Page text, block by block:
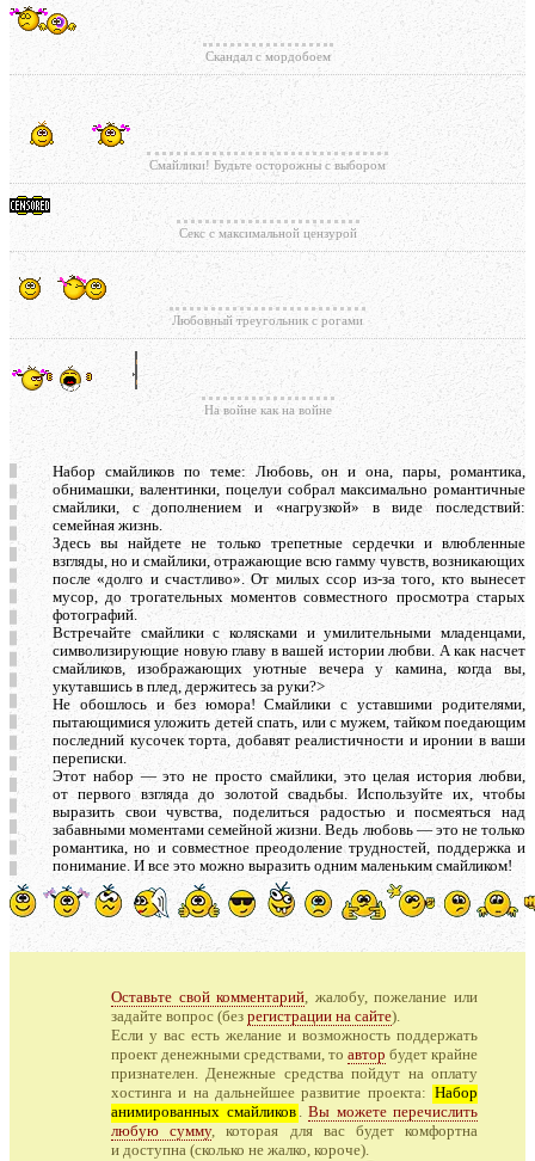
Скандал с мордобоем
Смайлики! Будьте осторожны с выбором
Секс с максимальной цензурой
Любовный треугольник с рогами
На войне как на войне
Набор смайликов по теме: Любовь, он и она, пары, романтика,
обнимашки, валентинки, поцелуи собрал максимально романтичные
смайлики, с дополнением и «нагрузкой» в виде последствий:
семейная жизнь.
Здесь вы найдете не только трепетные сердечки и влюбленные
взгляды, но и смайлики, отражающие всю гамму чувств, возникающих
после «долго и счастливо». От милых ссор из-за того, кто вынесет
мусор, до трогательных моментов совместного просмотра старых
фотографий.
Встречайте смайлики с колясками и умилительными младенцами,
символизирующие новую главу в вашей истории любви. А как насчет
смайликов, изображающих уютные вечера у камина, когда вы,
укутавшись в плед, держитесь за руки?>
Не обошлось и без юмора! Смайлики с уставшими родителями,
пытающимися уложить детей спать, или с мужем, тайком поедающим
последний кусочек торта, добавят реалистичности и иронии в ваши
переписки.
Этот набор — это не просто смайлики, это целая история любви,
от первого взгляда до золотой свадьбы. Используйте их, чтобы
выразить свои чувства, поделиться радостью и посмеяться над
забавными моментами семейной жизни. Ведь любовь — это не только
романтика, но и совместное преодоление трудностей, поддержка и
понимание. И все это можно выразить одним маленьким смайликом!
Оставьте свой комментарий, жалобу, пожелание или
задайте вопрос (без регистрации на сайте).
Если у вас есть желание и возможность поддержать
проект денежными средствами, то автор будет крайне
признателен. Денежные средства пойдут на оплату
хостинга и на дальнейшее развитие проекта: Набор
анимированных смайликов . Вы можете перечислить
любую сумму, которая для вас будет комфортна
и доступна (сколько не жалко, короче).